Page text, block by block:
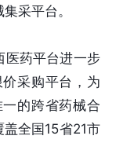
采平台。
医药平台进一步
采购平台，为
的跨省药械合
盖全国15省21市